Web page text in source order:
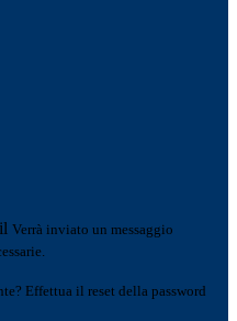
Verrà inviato un messaggio
Effettua il reset della password